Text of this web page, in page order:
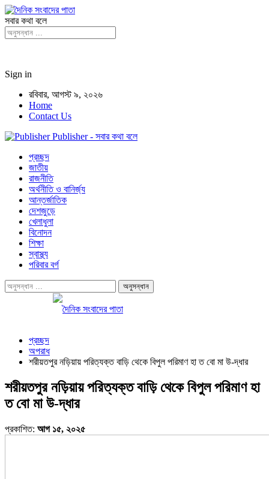
সবার কথা বলে
Sign in
রবিবার, আগস্ট ৯, ২০২৬
Home
Contact Us
Publisher - সবার কথা বলে
প্রচ্ছদ
জাতীয়
রাজনীতি
অর্থনীতি ও বানির্জ্য
আন্তর্জাতিক
দেশজুড়ে
খেলাধুলা
বিনোদন
শিক্ষা
স্বাস্থ্য
পরিবার বর্গ
প্রচ্ছদ
অপরাধ
শরীয়তপুর নড়িয়ায় পরিত্যক্ত বাড়ি থেকে বিপুল পরিমাণ হা ত বো মা উ-দ্ধার
শরীয়তপুর নড়িয়ায় পরিত্যক্ত বাড়ি থেকে বিপুল পরিমাণ হা
ত বো মা উ-দ্ধার
প্রকাশিত: আগ ১৫, ২০২৫